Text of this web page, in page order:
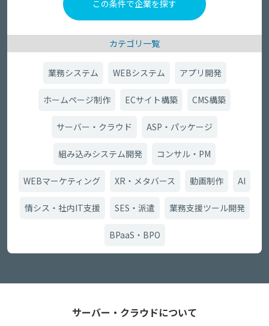
カテゴリ一覧
業務システム WEBシステム アプリ開発
ホームページ制作 ECサイト構築 CMS構築
サーバー・クラウド ASP・パッケージ
組み込みシステム開発 コンサル・PM
WEBマーケティング XR・メタバース 動画制作 AI
情シス・社内IT支援 SES・派遣 業務支援ツール開発
BPaaS・BPO
サーバー・クラウドについて